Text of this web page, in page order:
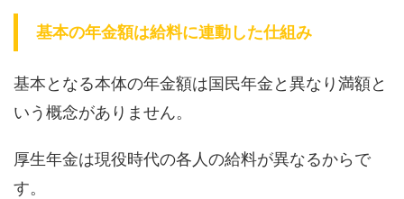
基本の年金額は給料に連動した仕組み
基本となる本体の年金額は国民年金と異なり満額と
いう概念がありません。
厚生年金は現役時代の各人の給料が異なるからで
す。